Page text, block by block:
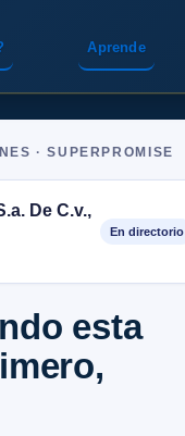
Aprende
· SUPERPROMISE
De C.v.,
En directorio
esta